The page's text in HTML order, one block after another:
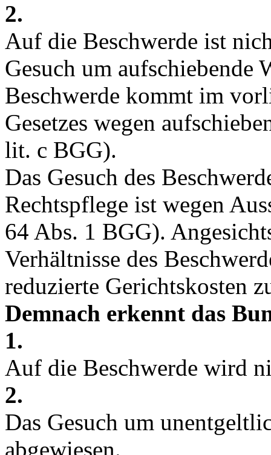
2.
Auf die Beschwerde ist
Gesuch um aufschiebende
Beschwerde kommt im
Gesetzes wegen
lit. c BGG).
Das Gesuch des
Rechtspflege ist wegen
64 Abs. 1 BGG).
Verhältnisse des
reduzierte Gerichtskosten
Demnach erkennt das
1.
Auf die Beschwerde wird
2.
Das Gesuch um
abgewiesen.